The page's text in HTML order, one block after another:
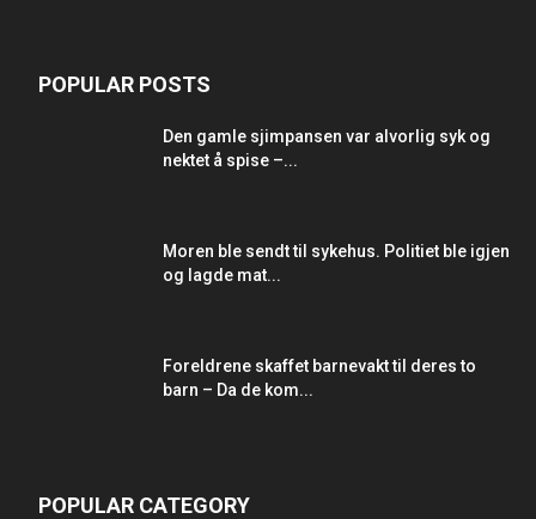
POPULAR POSTS
Den gamle sjimpansen var alvorlig syk og
nektet å spise –...
Moren ble sendt til sykehus. Politiet ble igjen
og lagde mat...
Foreldrene skaffet barnevakt til deres to
barn – Da de kom...
POPULAR CATEGORY